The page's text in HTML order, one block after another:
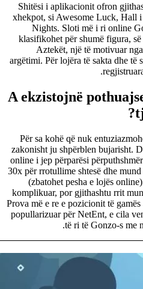
Shitësi i aplikacionit ofron
xhekpot, si Awesome Luck, Hall
Nights. Sloti më i ri online
klasifikohet për shumë figura,
Aztekët, një të motivuar
argëtimi. Për lojëra të sakta dhe të
) A ekzistojnë
Për sa kohë që nuk
zakonisht ju shpërblen bujarisht.
online i jep përparësi
30x për rrotullime shtesë dhe
(zbatohet pesha e lojës
komplikuar, por gjithashtu rrit
Prova më e re e pozicionit të
popullarizuar për NetEnt, e cila
të ri të Gonzo-s me